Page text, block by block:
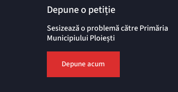
Depune o petiție
Sesizează o problemă către Primăria
Municipiului Ploiești
Depune acum